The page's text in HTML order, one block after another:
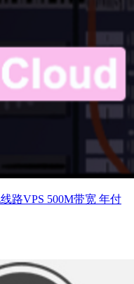
路VPS 500M带宽 年付